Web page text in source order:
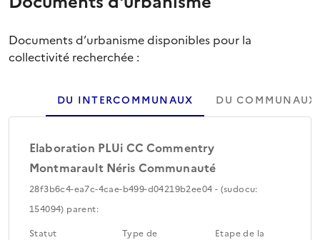
Documents d’urbanisme disponibles pour la
collectivité recherchée :
DU INTERCOMMUNAUX DU COMMUNAUX
Elaboration PLUi CC Commentry
Montmarault Néris Communauté
28f3b6c4-ea7c-4cae-b499-d04219b2ee04 - (sudocu:
154094) parent:
Statut
Type de
Etape de la